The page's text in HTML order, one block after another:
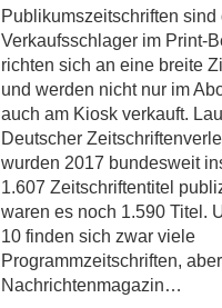
Publikumszeitschriften sind
Verkaufsschlager im Print-
richten sich an eine breite
und werden nicht nur im
auch am Kiosk verkauft.
Deutscher
wurden 2017 bundesweit
1.607 Zeitschriftentitel
waren es noch 1.590 Titel.
10 finden sich zwar viele
Programmzeitschriften,
Nachrichtenmagazin…